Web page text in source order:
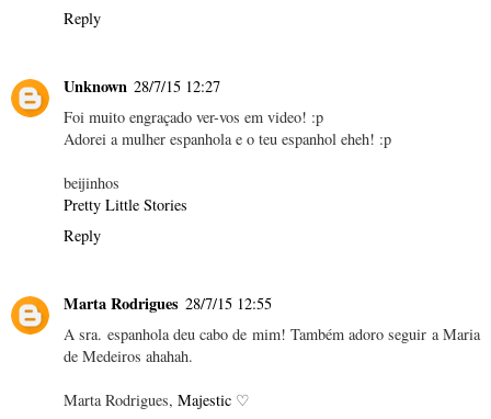
Reply
Unknown 28/7/15 12:27
Foi muito engraçado ver-vos em video! :p
Adorei a mulher espanhola e o teu espanhol eheh! :p
beijinhos
Pretty Little Stories
Reply
Marta Rodrigues 28/7/15 12:55
A sra. espanhola deu cabo de mim! Também adoro seguir a Maria
de Medeiros ahahah.
Marta Rodrigues, Majestic ♡